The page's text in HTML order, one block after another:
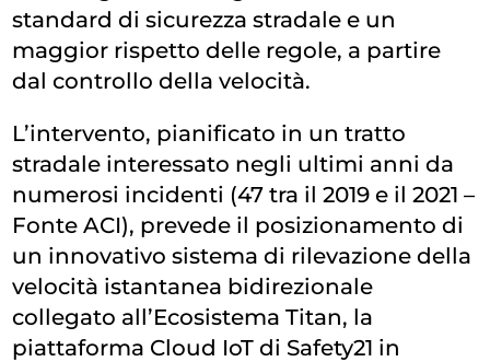
standard di sicurezza stradale e un
maggior rispetto delle regole, a partire
dal controllo della velocità.
L’intervento, pianificato in un tratto
stradale interessato negli ultimi anni da
numerosi incidenti (47 tra il 2019 e il 2021 –
Fonte ACI), prevede il posizionamento di
un innovativo sistema di rilevazione della
velocità istantanea bidirezionale
collegato all’Ecosistema Titan, la
piattaforma Cloud IoT di Safety21 in